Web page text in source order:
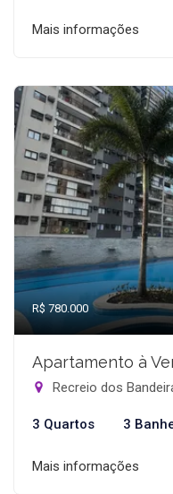
Mais informações
R$ 780.000
Apartamento à
Recreio dos
3 Quartos 3
Mais informações